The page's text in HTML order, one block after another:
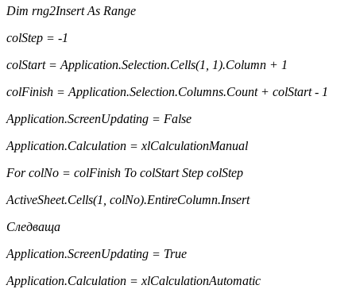
Dim rng2Insert As Range
colStep = -1
colStart = Application.Selection.Cells(1, 1).Column + 1
colFinish = Application.Selection.Columns.Count + colStart - 1
Application.ScreenUpdating = False
Application.Calculation = xlCalculationManual
For colNo = colFinish To colStart Step colStep
ActiveSheet.Cells(1, colNo).EntireColumn.Insert
Следваща
Application.ScreenUpdating = True
Application.Calculation = xlCalculationAutomatic